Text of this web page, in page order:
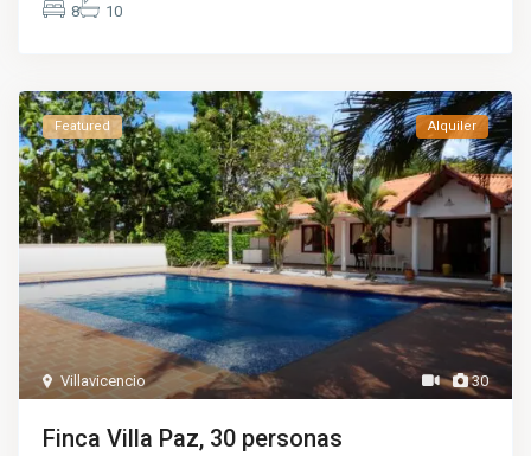
8 10
30
Villavicencio
Featured Alquiler
Finca Villa Paz, 30 personas